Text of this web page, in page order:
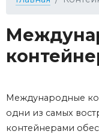
Международные
одни из самых
контейнерами